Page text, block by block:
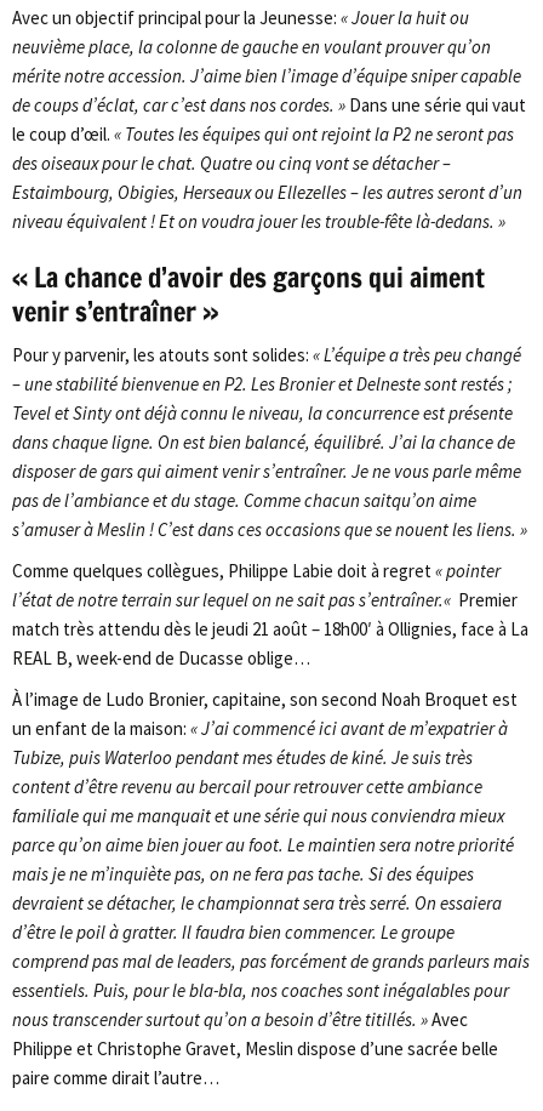
Avec un objectif principal pour la Jeunesse: « Jouer la huit ou
neuvième place, la colonne de gauche en voulant prouver qu’on
mérite notre accession. J’aime bien l’image d’équipe sniper capable
de coups d’éclat, car c’est dans nos cordes. » Dans une série qui vaut
le coup d’œil. « Toutes les équipes qui ont rejoint la P2 ne seront pas
des oiseaux pour le chat. Quatre ou cinq vont se détacher –
Estaimbourg, Obigies, Herseaux ou Ellezelles – les autres seront d’un
niveau équivalent ! Et on voudra jouer les trouble-fête là-dedans. »
« La chance d’avoir des garçons qui aiment
venir s’entraîner »
Pour y parvenir, les atouts sont solides: « L’équipe a très peu changé
– une stabilité bienvenue en P2. Les Bronier et Delneste sont restés ;
Tevel et Sinty ont déjà connu le niveau, la concurrence est présente
dans chaque ligne. On est bien balancé, équilibré. J’ai la chance de
disposer de gars qui aiment venir s’entraîner. Je ne vous parle même
pas de l’ambiance et du stage. Comme chacun saitqu’on aime
s’amuser à Meslin ! C’est dans ces occasions que se nouent les liens. »
Comme quelques collègues, Philippe Labie doit à regret « pointer
l’état de notre terrain sur lequel on ne sait pas s’entraîner.« Premier
match très attendu dès le jeudi 21 août – 18h00′ à Ollignies, face à La
REAL B, week-end de Ducasse oblige…
À l’image de Ludo Bronier, capitaine, son second Noah Broquet est
un enfant de la maison: « J’ai commencé ici avant de m’expatrier à
Tubize, puis Waterloo pendant mes études de kiné. Je suis très
content d’être revenu au bercail pour retrouver cette ambiance
familiale qui me manquait et une série qui nous conviendra mieux
parce qu’on aime bien jouer au foot. Le maintien sera notre priorité
mais je ne m’inquiète pas, on ne fera pas tache. Si des équipes
devraient se détacher, le championnat sera très serré. On essaiera
d’être le poil à gratter. Il faudra bien commencer. Le groupe
comprend pas mal de leaders, pas forcément de grands parleurs mais
essentiels. Puis, pour le bla-bla, nos coaches sont inégalables pour
nous transcender surtout qu’on a besoin d’être titillés. »Avec
Philippe et Christophe Gravet, Meslin dispose d’une sacrée belle
paire comme dirait l’autre…